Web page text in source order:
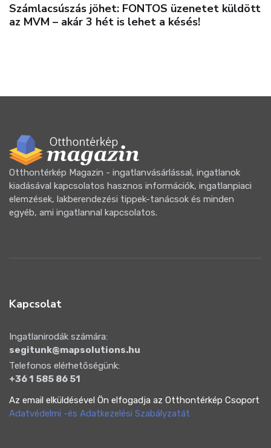
jöhet: FONTOS üzenetet küldött
– akár 3 hét is lehet a késés!
Otthontérkép Magazin - ingatlanvásárlással, ingatlanok
kiadásával kapcsolatos hasznos információk, ingatlanpiaci
elemzések, lakberendezési tippek-tanácsok és minden
egyéb, ami ingatlannal kapcsolatos.
Kapcsolat
Ingatlanirodák számára:
segitunk@mapsolutions.hu
Telefonos elérhetőségünk:
+36 1 585 86 51
Az email elküldésével Ön elfogadja az Otthontérkép Csoport
Adatvédelmi -és Adatkezelési Szabályzatát